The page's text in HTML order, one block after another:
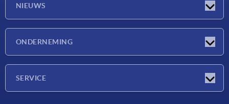
NIEUWS
ONDERNEMING
SERVICE